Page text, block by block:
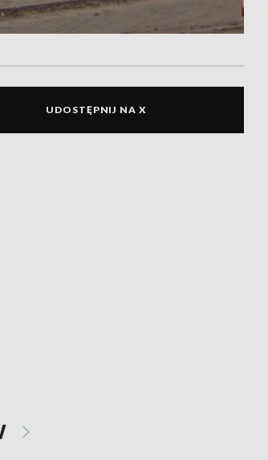
UDOSTĘPNIJ NA X